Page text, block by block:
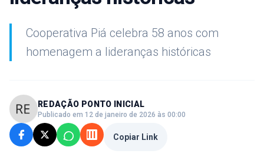
Cooperativa Piá celebra 58 anos com
homenagem a lideranças históricas
REDAÇÃO PONTO INICIAL
Publicado em 12 de janeiro de 2026 às 00:00
Copiar Link